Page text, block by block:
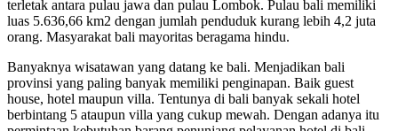
terletak antara pulau jawa dan pulau Lombok. Pulau bali memiliki
luas 5.636,66 km2 dengan jumlah penduduk kurang lebih 4,2 juta
orang. Masyarakat bali mayoritas beragama hindu.
Banyaknya wisatawan yang datang ke bali. Menjadikan bali
provinsi yang paling banyak memiliki penginapan. Baik guest
house, hotel maupun villa. Tentunya di bali banyak sekali hotel
berbintang 5 ataupun villa yang cukup mewah. Dengan adanya itu